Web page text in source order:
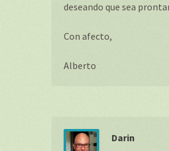
deseando que sea
Con afecto,
Alberto
Darin